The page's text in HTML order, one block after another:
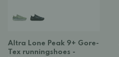
Altra Lone Peak 9+ Gore-
Tex runningshoes -